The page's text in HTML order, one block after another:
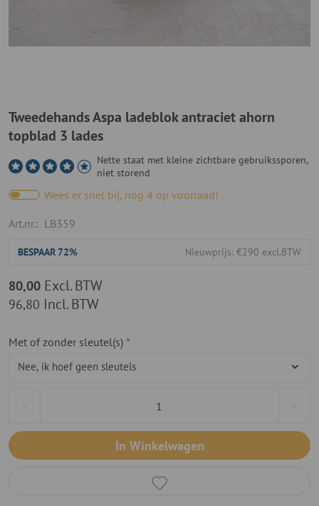
Tweedehands Aspa ladeblok antraciet ahorn
topblad 3 lades
Nette staat met kleine zichtbare gebruikssporen,
niet storend
Wees er snel bij, nog 4 op voorraad!
Art.nr.: LB359
BESPAAR 72% Nieuwprijs: €290 excl.BTW
96,80 Incl. BTW
80,00 Excl. BTW
Met of zonder sleutel(s)
In Winkelwagen